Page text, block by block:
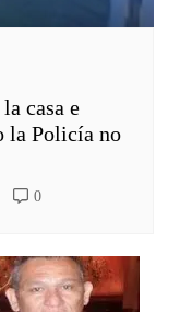
casa e
la Policía no
0